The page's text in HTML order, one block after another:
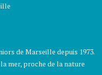
de Marseille depuis 1973.
mer, proche de la nature